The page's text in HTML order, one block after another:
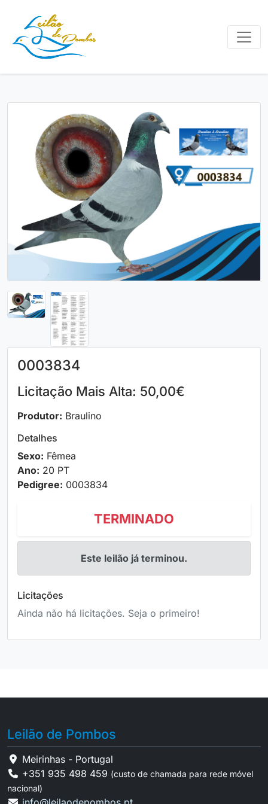
0003834
Licitação Mais Alta: 50,00€
Produtor: Braulino
Detalhes
Sexo: Fêmea
Ano: 20 PT
Pedigree: 0003834
TERMINADO
Este leilão já terminou.
Licitações
Ainda não há licitações. Seja o primeiro!
Leilão de Pombos
Meirinhas - Portugal
+351 935 498 459 (custo de chamada para rede móvel
nacional)